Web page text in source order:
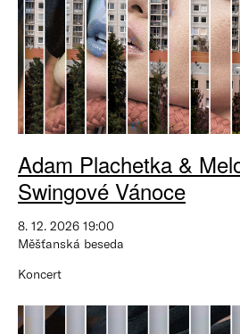
Adam Plachetka &
Swingové Vánoce
8. 12. 2026 19:00
Měšťanská beseda
Koncert